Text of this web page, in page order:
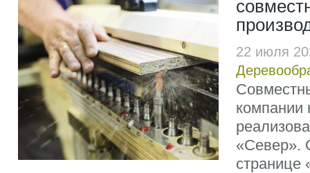
22 июля
компании
«Север».
странице